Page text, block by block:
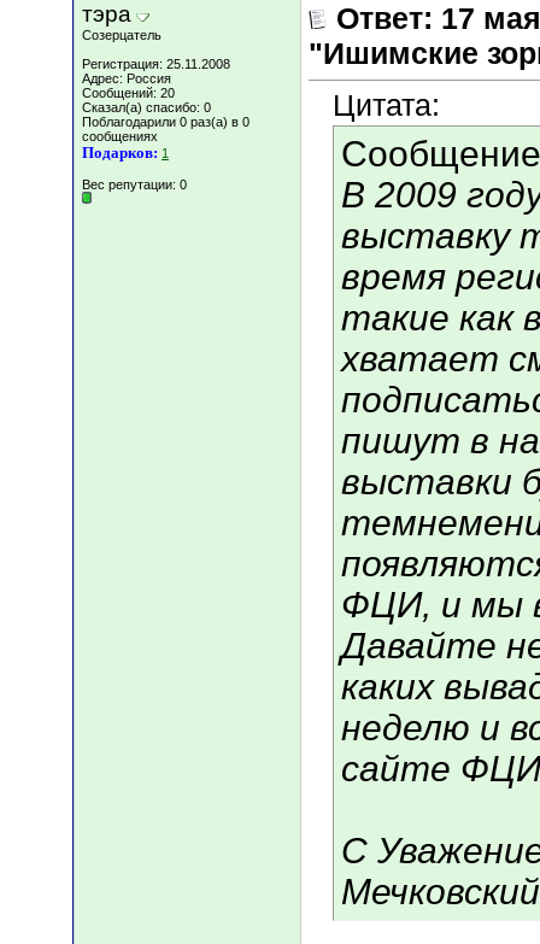
тэра
Созерцатель
Регистрация: 25.11.2008
Адрес: Россия
Сообщений: 20
Сказал(а) спасибо: 0
Поблагодарили 0 раз(а) в 0
сообщениях
Подарков: 1
Вес репутации: 0
Ответ: 17
"Ишимские
Цитата:
В 2009
выставку
время
такие как
хватает
пишут в
выставки
ФЦИ, и мы
Давайте
каких
неделю и
сайте
С